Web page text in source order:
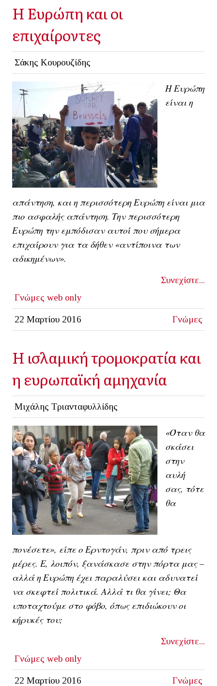
Η Ευρώπη και οι
επιχαίροντες
Σάκης Κουρουζίδης
Η Ευρώπη
είναι η
απάντηση, και η περισσότερη Ευρώπη είναι μια
πιο ασφαλής απάντηση. Την περισσότερη
Ευρώπη την εμπόδισαν αυτοί που σήμερα
επιχαίρουν για τα δήθεν «αντίποινα των
αδικημένων».
Συνεχίστε...
Γνώμες web only
22 Μαρτίου 2016 Γνώμες
Η ισλαμική τρομοκρατία και
η ευρωπαϊκή αμηχανία
Μιχάλης Τριανταφυλλίδης
«Όταν θα
σκάσει
στην
αυλή
σας, τότε
θα
πονέσετε», είπε ο Ερντογάν, πριν από τρεις
μέρες. Ε, λοιπόν, ξανάσκασε στην πόρτα μας –
αλλά η Ευρώπη έχει παραλύσει και αδυνατεί
να σκεφτεί πολιτικά. Αλλά τι θα γίνει; Θα
υποταχτούμε στο φόβο, όπως επιδιώκουν οι
κήρυκές του;
Συνεχίστε...
Γνώμες web only
22 Μαρτίου 2016 Γνώμες